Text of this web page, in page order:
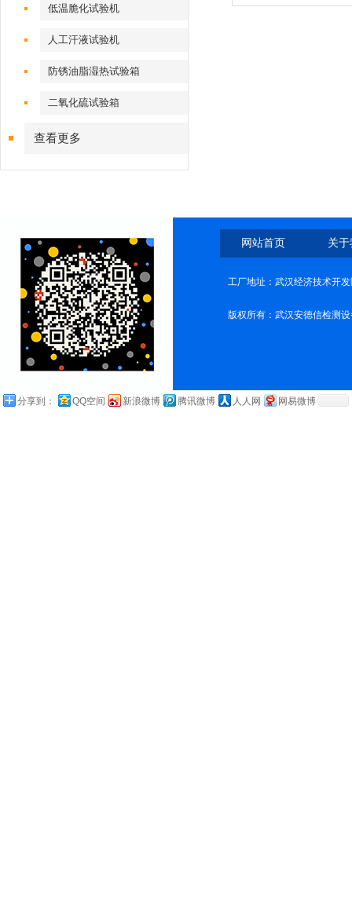
低温脆化试验机
人工汗液试验机
防锈油脂湿热试验箱
二氧化硫试验箱
查看更多
网站首页 关
工厂地址：武汉经济技术开
版权所有：武汉安德信检测
分享到： QQ空间 新浪微博 腾讯微博 人人网 网易微博